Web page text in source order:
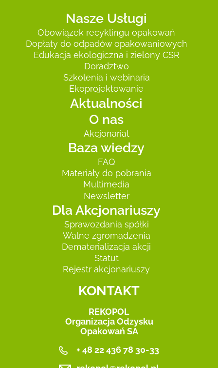
Nasze Usługi
Obowiązek recyklingu opakowań
Dopłaty do odpadów opakowaniowych
Edukacja ekologiczna i zielony CSR
Doradztwo
Szkolenia i webinaria
Ekoprojektowanie
Aktualności
O nas
Akcjonariat
Baza wiedzy
FAQ
Materiały do pobrania
Multimedia
Newsletter
Dla Akcjonariuszy
Sprawozdania spółki
Walne zgromadzenia
Dematerializacja akcji
Statut
Rejestr akcjonariuszy
KONTAKT
REKOPOL
Organizacja Odzysku
Opakowań SA
+ 48 22 436 78 30-33